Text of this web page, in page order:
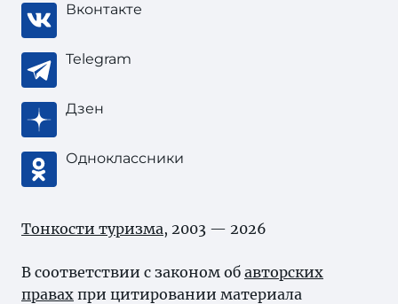
Вконтакте
Telegram
Дзен
Одноклассники
Тонкости туризма, 2003 — 2026
В соответствии с законом об авторских
правах при цитировании материала